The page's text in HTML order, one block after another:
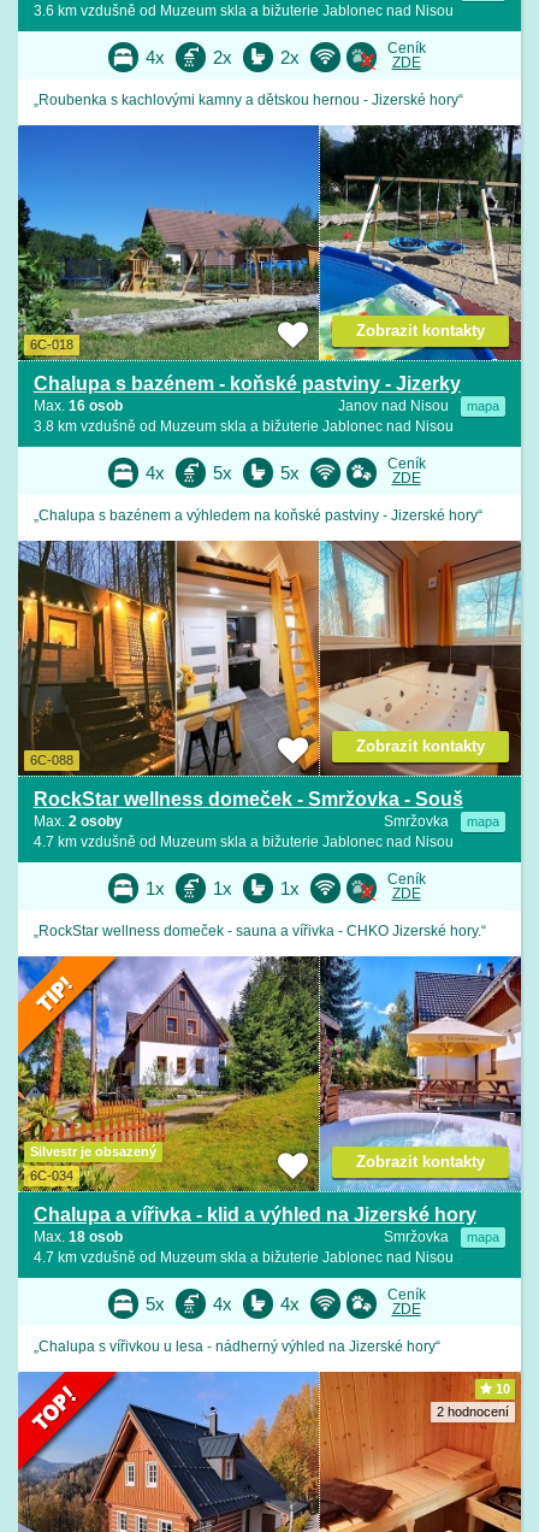
3.6 km vzdušně od Muzeum skla a bižuterie Jablonec nad Nisou
4x 2x 2x
Ceník
ZDE
„Roubenka s kachlovými kamny a dětskou hernou - Jizerské hory“
6C-018
Chalupa s bazénem - koňské pastviny - Jizerky
Janov nad Nisou mapa
Max. 16 osob
3.8 km vzdušně od Muzeum skla a bižuterie Jablonec nad Nisou
Zobrazit kontakty
4x 5x 5x
Ceník
ZDE
„Chalupa s bazénem a výhledem na koňské pastviny - Jizerské hory“
6C-088
RockStar wellness domeček - Smržovka - Souš
Smržovka mapa
Max. 2 osoby
4.7 km vzdušně od Muzeum skla a bižuterie Jablonec nad Nisou
Zobrazit kontakty
1x 1x 1x
Ceník
ZDE
„RockStar wellness domeček - sauna a vířivka - CHKO Jizerské hory.“
Silvestr je obsazený
6C-034
Chalupa a vířivka - klid a výhled na Jizerské hory
Smržovka mapa
Max. 18 osob
4.7 km vzdušně od Muzeum skla a bižuterie Jablonec nad Nisou
Zobrazit kontakty
5x 4x 4x
Ceník
ZDE
„Chalupa s vířivkou u lesa - nádherný výhled na Jizerské hory“
10
2 hodnocení